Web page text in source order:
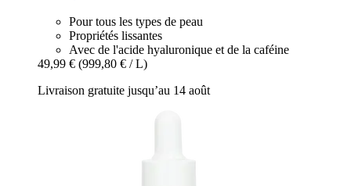
Pour tous les types de peau
Propriétés lissantes
Avec de l'acide hyaluronique et de la caféine
49,99 € (999,80 € / L)
Livraison gratuite jusqu’au 14 août